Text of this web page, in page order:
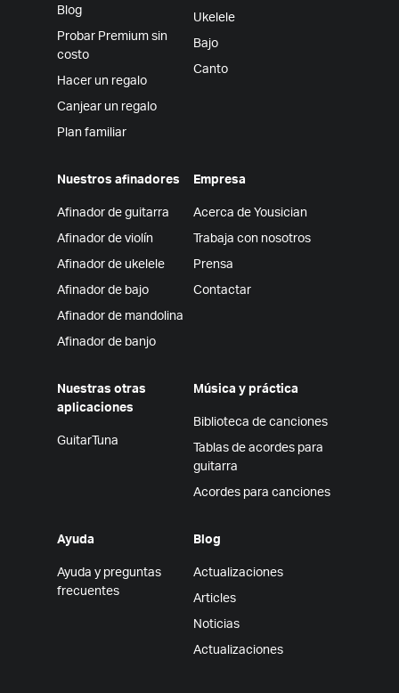
Blog
Probar Premium sin
costo
Hacer un regalo
Canjear un regalo
Plan familiar
Ukelele
Bajo
Canto
Nuestros afinadores
Afinador de guitarra
Afinador de violín
Afinador de ukelele
Afinador de bajo
Afinador de mandolina
Afinador de banjo
Empresa
Acerca de Yousician
Trabaja con nosotros
Prensa
Contactar
Nuestras otras
aplicaciones
GuitarTuna
Música y práctica
Biblioteca de canciones
Tablas de acordes para
guitarra
Acordes para canciones
Ayuda
Ayuda y preguntas
frecuentes
Blog
Actualizaciones
Articles
Noticias
Actualizaciones